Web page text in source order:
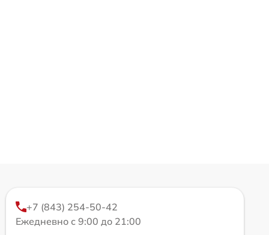
+7 (843) 254-50-42
Ежедневно с 9:00 до 21:00